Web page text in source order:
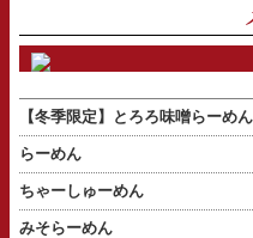
【冬季限定】とろろ味噌らーめん
らーめん
ちゃーしゅーめん
みそらーめん